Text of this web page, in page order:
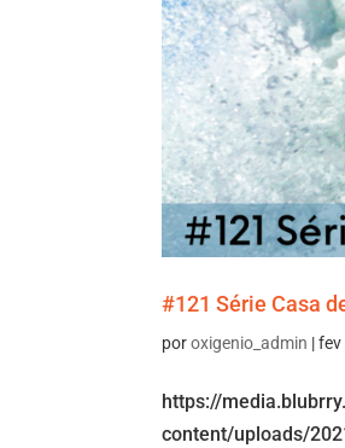
#121 Série Casa
poroxigenio_admin |fev
https://
content/uploads/